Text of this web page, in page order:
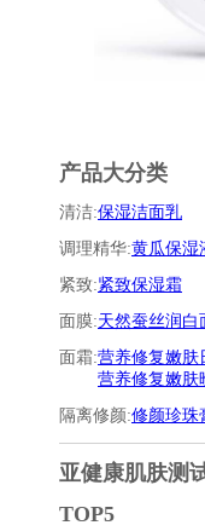
产品大分类
清洁:保湿洁面乳
调理精华:黄瓜保湿
紧致:紧致保湿霜
面膜:天然蚕丝润白
面霜:营养修复嫩肤
营养修复嫩肤
隔离修颜:修颜珍珠
亚健康肌肤测
TOP5